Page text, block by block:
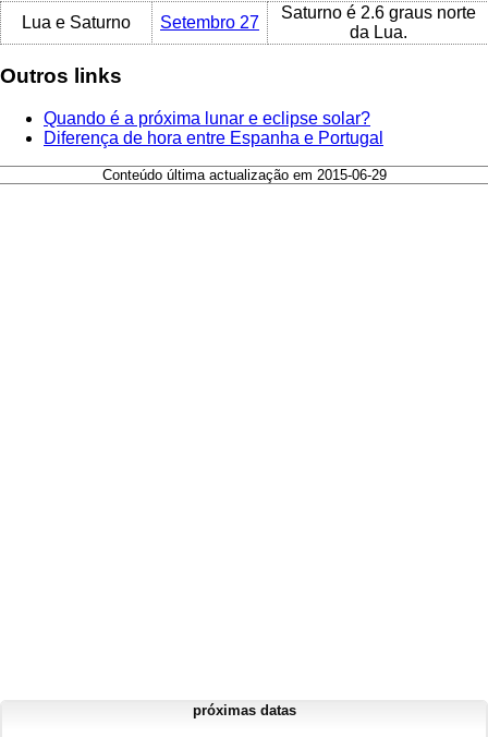
Lua e Saturno
Setembro 27
Saturno é 2.6 graus norte
da Lua.
Outros links
Quando é a próxima lunar e eclipse solar?
Diferença de hora entre Espanha e Portugal
Conteúdo última actualização em 2015-06-29
próximas datas